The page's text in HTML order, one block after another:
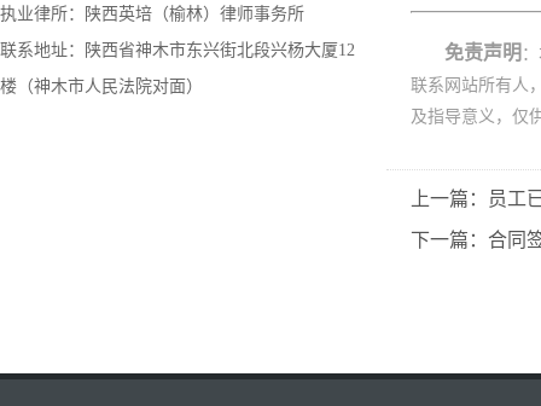
执业律所：陕西英培（榆林）律师事务所
联系地址：陕西省神木市东兴街北段兴杨大厦12
楼（神木市人民法院对面）
免责声明
联系网站所有人
及指导意义，仅
上一篇：员工
下一篇：合同